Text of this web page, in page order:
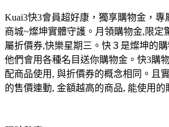
Kuai3快3會員超好康，獨享購物金，專
商城~燦坤實體守護。月領購物金,限定
屬折價券,快樂星期三。快３是燦坤的
他們會用各種名目送你購物金。快3購
配商品使用, 與折價券的概念相同。且
的售價連動, 金額越高的商品, 能使用的